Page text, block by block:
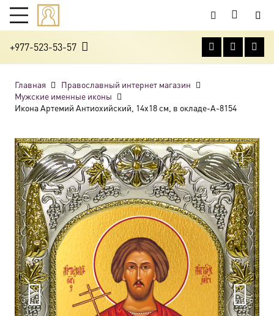
+977-523-53-57
Главная
Православный интернет магазин
Мужские именные иконы
Икона Артемий Антиохийский, 14х18 см, в окладе-A-8154